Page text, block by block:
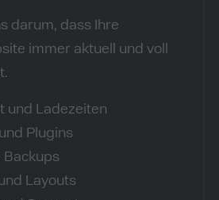
darum, dass Ihre
immer aktuell und voll
und Ladezeiten
Plugins
Backups
Layouts